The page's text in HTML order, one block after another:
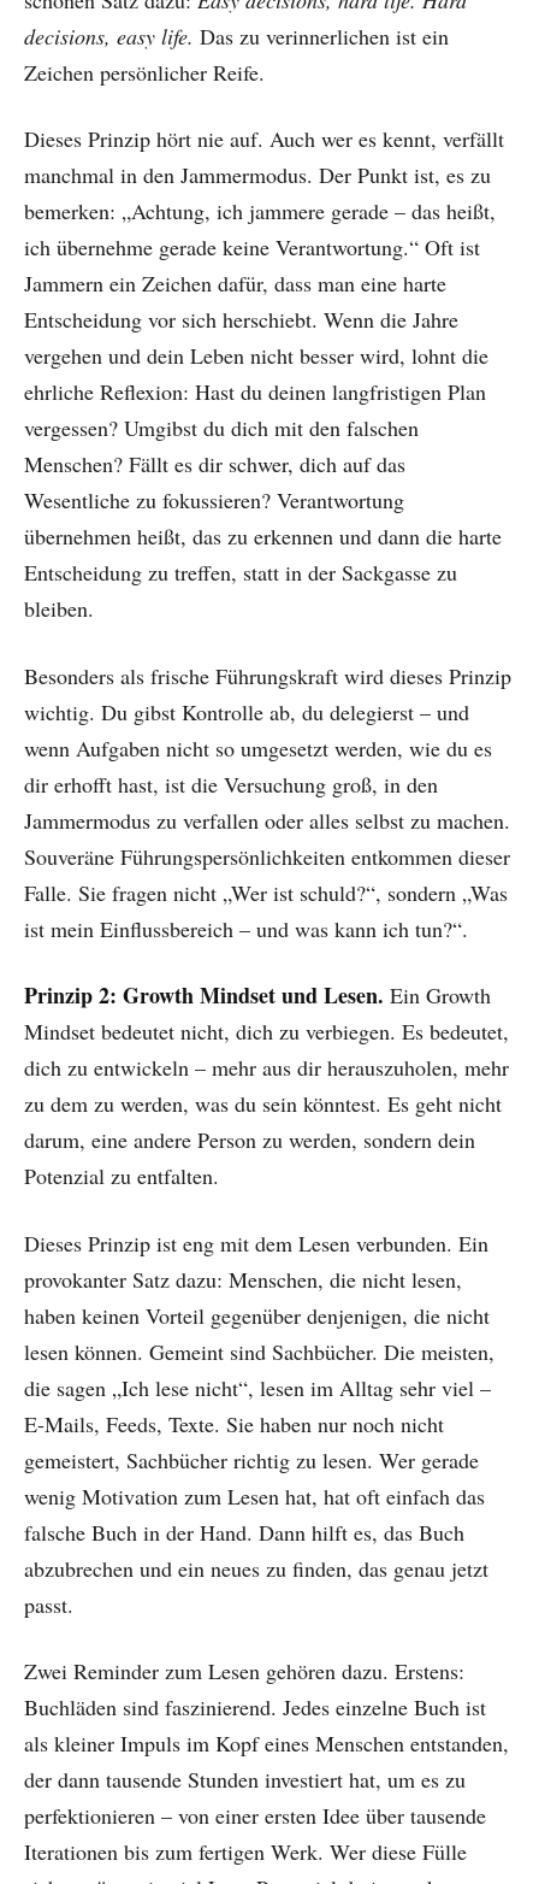
decisions, easy life. Das zu verinnerlichen ist ein
Zeichen persönlicher Reife.
Dieses Prinzip hört nie auf. Auch wer es kennt, verfällt
manchmal in den Jammermodus. Der Punkt ist, es zu
bemerken: „Achtung, ich jammere gerade – das heißt,
ich übernehme gerade keine Verantwortung.“ Oft ist
Jammern ein Zeichen dafür, dass man eine harte
Entscheidung vor sich herschiebt. Wenn die Jahre
vergehen und dein Leben nicht besser wird, lohnt die
ehrliche Reflexion: Hast du deinen langfristigen Plan
vergessen? Umgibst du dich mit den falschen
Menschen? Fällt es dir schwer, dich auf das
Wesentliche zu fokussieren? Verantwortung
übernehmen heißt, das zu erkennen und dann die harte
Entscheidung zu treffen, statt in der Sackgasse zu
bleiben.
Besonders als frische Führungskraft wird dieses Prinzip
wichtig. Du gibst Kontrolle ab, du delegierst – und
wenn Aufgaben nicht so umgesetzt werden, wie du es
dir erhofft hast, ist die Versuchung groß, in den
Jammermodus zu verfallen oder alles selbst zu machen.
Souveräne Führungspersönlichkeiten entkommen dieser
Falle. Sie fragen nicht „Wer ist schuld?“, sondern „Was
ist mein Einflussbereich – und was kann ich tun?“.
Prinzip 2: Growth Mindset und Lesen. Ein Growth
Mindset bedeutet nicht, dich zu verbiegen. Es bedeutet,
dich zu entwickeln – mehr aus dir herauszuholen, mehr
zu dem zu werden, was du sein könntest. Es geht nicht
darum, eine andere Person zu werden, sondern dein
Potenzial zu entfalten.
Dieses Prinzip ist eng mit dem Lesen verbunden. Ein
provokanter Satz dazu: Menschen, die nicht lesen,
haben keinen Vorteil gegenüber denjenigen, die nicht
lesen können. Gemeint sind Sachbücher. Die meisten,
die sagen „Ich lese nicht“, lesen im Alltag sehr viel –
E-Mails, Feeds, Texte. Sie haben nur noch nicht
gemeistert, Sachbücher richtig zu lesen. Wer gerade
wenig Motivation zum Lesen hat, hat oft einfach das
falsche Buch in der Hand. Dann hilft es, das Buch
abzubrechen und ein neues zu finden, das genau jetzt
passt.
Zwei Reminder zum Lesen gehören dazu. Erstens:
Buchläden sind faszinierend. Jedes einzelne Buch ist
als kleiner Impuls im Kopf eines Menschen entstanden,
der dann tausende Stunden investiert hat, um es zu
perfektionieren – von einer ersten Idee über tausende
Iterationen bis zum fertigen Werk. Wer diese Fülle